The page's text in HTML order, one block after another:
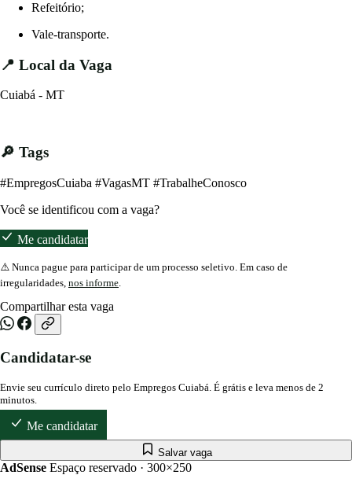
Refeitório;
Vale-transporte.
📍 Local da Vaga
Cuiabá - MT
🔎 Tags
#EmpregosCuiaba #VagasMT #TrabalheConosco
Você se identificou com a vaga?
Me candidatar
⚠️ Nunca pague para participar de um processo seletivo. Em caso de
irregularidades, nos informe
Compartilhar esta vaga
Candidatar-se
Envie seu currículo direto pelo Empregos Cuiabá. É grátis e leva menos de 2
minutos.
Me candidatar
Salvar vaga
AdSense Espaço reservado · 300×250